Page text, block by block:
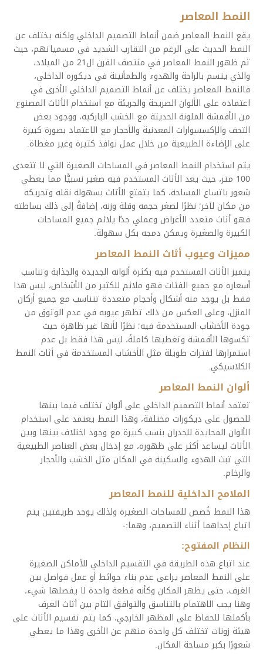
النمط المعاصر
يقع النمط المعاصر ضمن أنماط التصميم الداخلي ولكنه يختلف عن
النمط الحديث على الرغم من التقارب الشديد في مسمياتهم، حيث
تم ظهور النمط المعاصر في منتصف القرن ال21 من الميلاد،
والذي يتسم بالراحة والهدوء والطمأنينة في ديكوره الداخلي،
فالنمط المعاصر يختلف عن أنماط التصميم الداخلي الأخرى في
اعتماده على الألوان الصريحة والجريئة مع استخدام الأثاث المصنوع
من الأقمشة الملونة الحديثة مع الخشب الباركيه، ووجود بعض
التحف والإكسسوارات المعدنية والأحجار مع الاعتماد بصورة كبيرة
على الإضاءة الطبيعية من خلال عمل نوافذ كثيرة وغير مغطاة.
يتم استخدام النمط المعاصر في المساحات الصغيرة التي لا تتعدى
100 متر، حيث يعد الأثاث المستخدم فيه صغير نسبيًّا مما يعطي
شعور باتساع المساحة، كما يتمتع الأثاث بسهولة نقله وتحريكه
من مكان لآخر؛ نظرًا لصغر حجمه وقلة وزنه، إضافةً إلى ذلك بساطته
فهو أثاث متعدد الأغراض وعملي جدًا يلائم جميع المساحات
الكبيرة والصغيرة ويمكن دمجه بكل سهولة.
مميزات وعيوب أثاث النمط المعاصر
يتميز الأثاث المستخدم فيه بكثرة ألوانه الجديدة والجذابة وتناسب
أسعاره مع جميع الفئات فهو ملائم للكثير من الأشخاص، ليس هذا
فقط بل يوجد منه أشكال وأحجام متعددة تتناسب مع جميع أركان
المنزل، وعلى العكس من ذلك تظهر عيوبه في عدم الوثوق من
جودة الأخشاب المستخدمة فيه؛ نظرًا لأنها غير ظاهرة حيث
تكسوها الأقمشة وتغطيها كاملةً، ليس هذا فقط بل عدم
استمرارها لفترات طويلة مثل الأخشاب المستخدمة في أثاث النمط
الكلاسيكي.
ألوان النمط المعاصر
تعتمد أنماط التصميم الداخلي على ألوان تختلف فيما بينها
للحصول على ديكورات مختلفة، وهذا النمط يعتمد على استخدام
الألوان المحايدة للجدران بنسب كبيرة مع وجود اختلاف بينها وبين
الأثاث ليساعد أكثر على ظهوره، مع إدخال بعض العناصر الطبيعية
التي تبث الهدوء والسكينة في المكان مثل الخشب والأحجار
والرخام.
الملامح الداخلية للنمط المعاصر
هذا النمط خُصص للمساحات الصغيرة ولذلك يوجد طريقتين يتم
اتباع إحداهما أثناء التصميم، وهما:-
النظام المفتوح:
عند اتباع هذه الطريقة في التقسيم الداخلي للأماكن الصغيرة
على النمط المعاصر يراعى عدم بناء حوائط أو عمل فواصل بين
الغرف، حتى يظهر المكان وكأنه قطعة واحدة لا يفصلها شيء،
وهنا يجب الاهتمام بالتناسق والتوافق التام بين أثاث الغرف
بأكملها للحفاظ على المظهر الخارجي، كما يتم تقسيم الأثاث على
هيئة زونات تختلف كل واحدة منهم عن الأخرى وهذا ما يعطي
شعورًا بكبر مساحة المكان.